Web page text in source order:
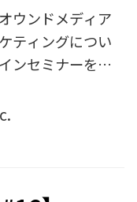
取り組んでおり
ウンドメディア
ティングについ
ンセミナーを毎
す。2025年2月
回では、ファ
信社の村重達也